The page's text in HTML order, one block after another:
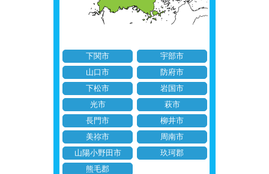
下関市
宇部市
山口市
防府市
下松市
岩国市
光市
萩市
長門市
柳井市
美祢市
周南市
山陽小野田市
玖珂郡
熊毛郡